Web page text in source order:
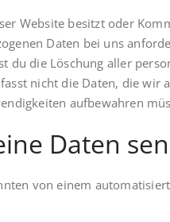
Website besitzt oder
Daten bei uns
du die Löschung aller
nicht die Daten, die
aufbewahren
Daten
von einem